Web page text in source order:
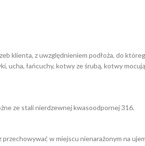
klienta, z uwzględnieniem podłoża, do
łańcuchy, kotwy ze śrubą, kotwy
ze stali nierdzewnej kwasoodpornej 316.
w miejscu nienarażonym na